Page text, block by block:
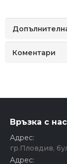
Коментари
Връзка с нас
Адрес:
гр.Пловдив,
Адрес: